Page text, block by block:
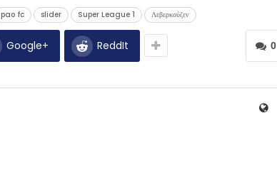
pao fc slider Super League 1 Λεβερκούζεν
0
Google+ ReddIt